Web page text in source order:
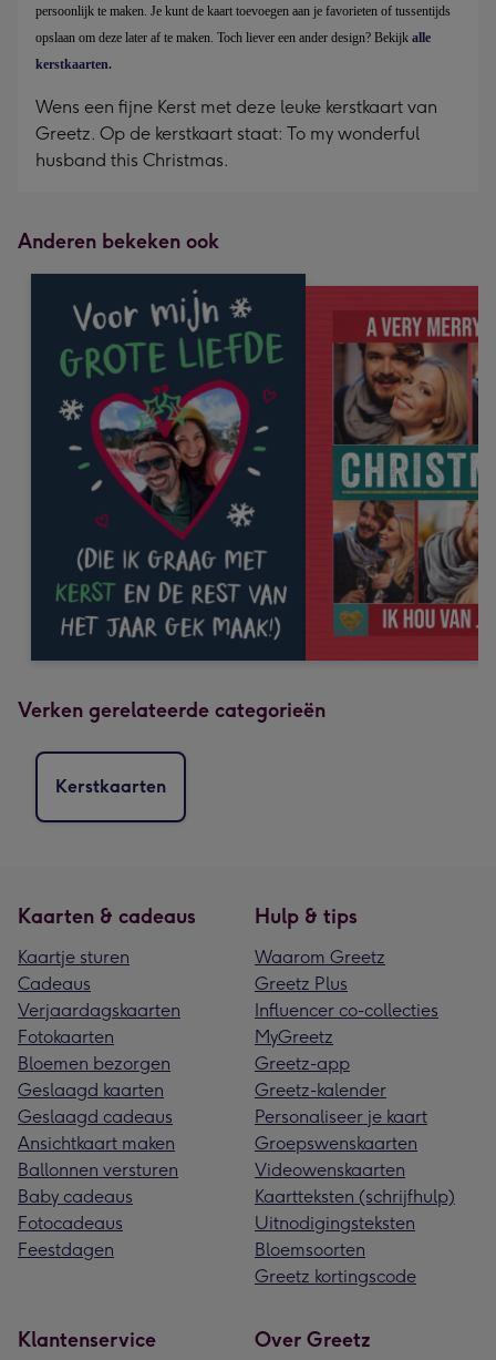
persoonlijk te maken. Je kunt de kaart toevoegen aan je favorieten of tussentijds
opslaan om deze later af te maken. Toch liever een ander design? Bekijk alle
kerstkaarten.
Wens een fijne Kerst met deze leuke kerstkaart van
Greetz. Op de kerstkaart staat: To my wonderful
husband this Christmas.
Anderen bekeken ook
Verken gerelateerde categorieën
Kerstkaarten
Kaarten & cadeaus
Kaartje sturen
Cadeaus
Verjaardagskaarten
Fotokaarten
Bloemen bezorgen
Geslaagd kaarten
Geslaagd cadeaus
Ansichtkaart maken
Ballonnen versturen
Baby cadeaus
Fotocadeaus
Feestdagen
Hulp & tips
Waarom Greetz
Greetz Plus
Influencer co-collecties
MyGreetz
Greetz-app
Greetz-kalender
Personaliseer je kaart
Groepswenskaarten
Videowenskaarten
Kaartteksten (schrijfhulp)
Uitnodigingsteksten
Bloemsoorten
Greetz kortingscode
Klantenservice Over Greetz